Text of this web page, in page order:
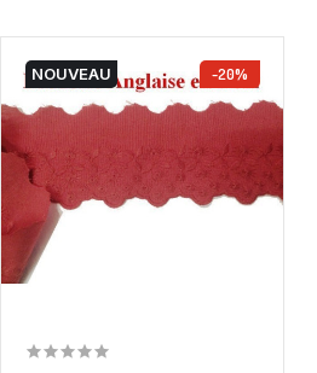
NOUVEAU -20%